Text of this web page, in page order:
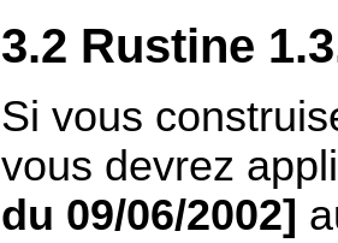
3.2 Rustine
Si vous
vous devrez
du 09/06/2002]